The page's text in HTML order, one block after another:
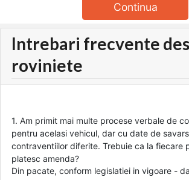
Continua
Intrebari frecvente
roviniete
1. Am primit mai multe procese verbale de
pentru acelasi vehicul, dar cu date de
contraventiilor diferite. Trebuie ca la fiecare
platesc amenda?
Din pacate, conform legislatiei in vigoare -